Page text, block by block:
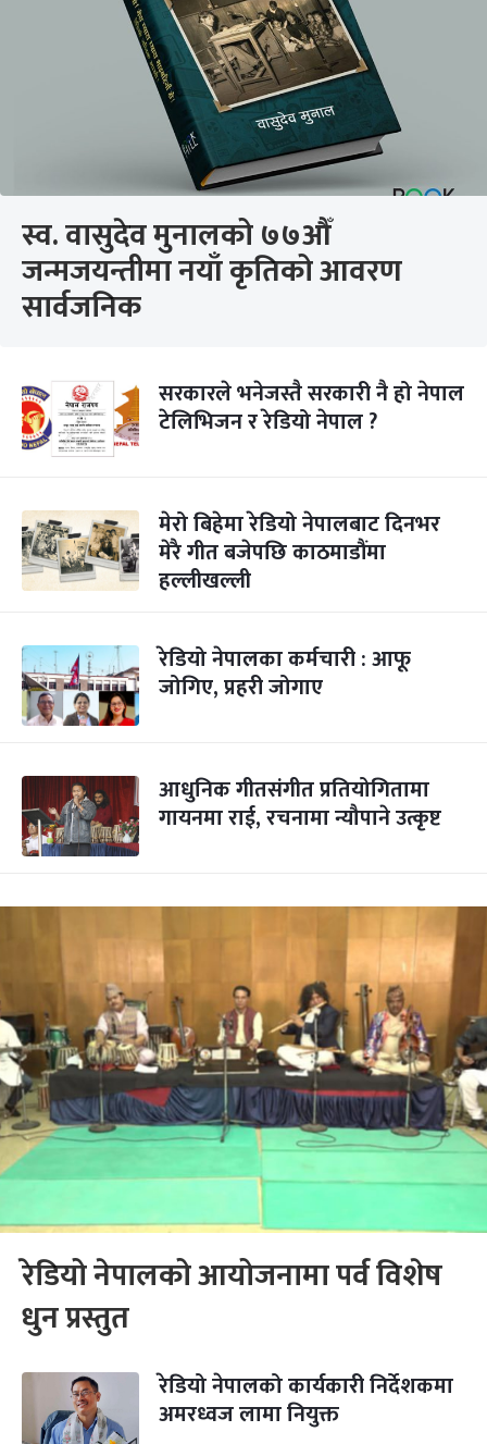
स्व. वासुदेव मुनालको ७७औँ
जन्मजयन्तीमा नयाँ कृतिको आवरण
सार्वजनिक
सरकारले भनेजस्तै सरकारी नै हो नेपाल
टेलिभिजन र रेडियो नेपाल ?
मेरो बिहेमा रेडियो नेपालबाट दिनभर
मेरै गीत बजेपछि काठमाडौंमा
हल्लीखल्ली
रेडियो नेपालका कर्मचारी : आफू
जोगिए, प्रहरी जोगाए
आधुनिक गीतसंगीत प्रतियोगितामा
गायनमा राई, रचनामा न्यौपाने उत्कृष्ट
रेडियो नेपालको आयोजनामा पर्व विशेष
धुन प्रस्तुत
रेडियो नेपालको कार्यकारी निर्देशकमा
अमरध्वज लामा नियुक्त